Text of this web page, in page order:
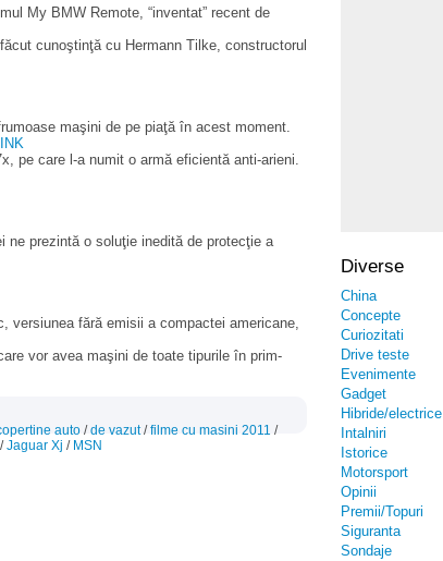
My BMW Remote, “inventat” recent de
cunoştinţă cu Hermann Tilke, constructorul
maşini de pe piaţă în acest moment.
pe care l-a numit o armă eficientă anti-arieni.
ne prezintă o soluţie inedită de protecţie a
versiunea fără emisii a compactei americane,
vor avea maşini de toate tipurile în prim-
auto /de vazut/filme cu masini 2011 /
/Jaguar Xj / MSN
Diverse
China
Concepte
Curiozitati
Drive teste
Evenimente
Gadget
Hibride/electrice
Intalniri
Istorice
Motorsport
Opinii
Premii/Topuri
Siguranta
Sondaje